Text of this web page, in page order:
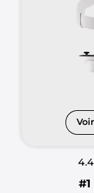
inégalés et
Voir
4.4
#1